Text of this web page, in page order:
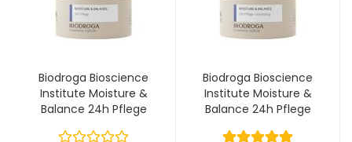
Biodroga Bioscience
Institute Moisture &
Balance 24h Pflege
Biodroga Bioscience
Institute Moisture &
Balance 24h Pflege